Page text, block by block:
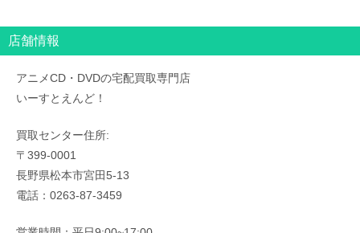
店舗情報
アニメCD・DVDの宅配買取専門店
いーすとえんど！
買取センター住所:
〒399-0001
長野県松本市宮田5-13
電話：0263-87-3459